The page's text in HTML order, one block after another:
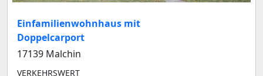
Einfamilienwohnhaus mit
Doppelcarport
17139 Malchin
VERKEHRSWERT